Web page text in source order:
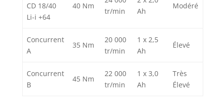
CD 18/40
Li-i +64
40 Nm
tr/min
Ah
Modéré
Concurrent
A
35 Nm
20 000
tr/min
1 x 2,5
Ah
Élevé
Concurrent
B
45 Nm
22 000
tr/min
1 x 3,0
Ah
Très
Élevé